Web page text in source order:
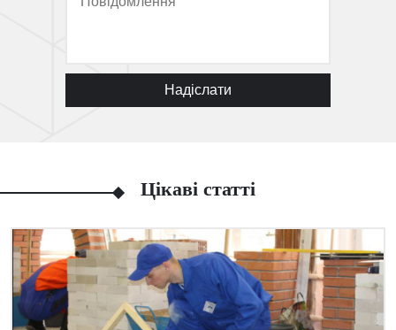
Надіслати
Цікаві статті